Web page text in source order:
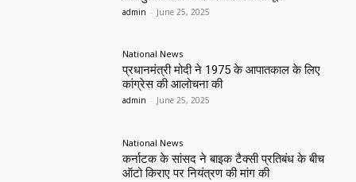
admin - June 25, 2025
National News
प्रधानमंत्री मोदी ने 1975 के आपातकाल के लिए
कांग्रेस की आलोचना की
admin - June 25, 2025
National News
कर्नाटक के सांसद ने बाइक टैक्सी प्रतिबंध के बीच
ऑटो किराए पर नियंत्रण की मांग की